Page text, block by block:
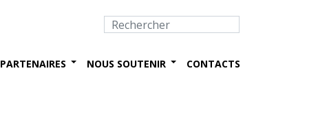
PARTENAIRES NOUS SOUTENIR CONTACTS